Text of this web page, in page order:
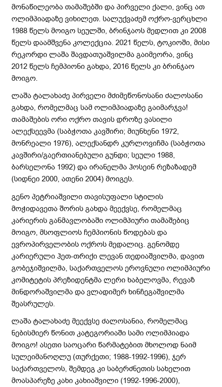
მონაწილეობა თამაშებში და პირველი ქალი, ვინც ათ
ოლიმპიადაზე ვიხილეთ. სალუქვაძემ ოქრო-ვერცხლი
1988 წელს მოიგო სეულში, ბრინჯაოს მედლით კი 2008
წელს დაამშვენა კოლექცია. 2021 წელს, ტოკიოში, მისი
რეკორდი ლაშა შავდათუაშვილმა გაიმეორა, ვინც
2012 წელს ჩემპიონი გახდა, 2016 წელს კი ბრინჯაო
მოიგო.
ლაშა ტალახაძე პირველი მძიმეწონოსანი ძალოსანი
გახდა, რომელმაც სამ ოლიმპიადაზე გაიმარჯვა!
თამაშების ორი ოქრო თავის დროზე ვასილი
ალექსეევმა (საბჭოთა კავშირი; მიუნხენი 1972,
მონრეალი 1976), ალექსანდრ კურლოვიჩმა (საბჭოთა
კავშირი/გაერთიანებული გუნდი; სეული 1988,
ბარსელონა 1992) და ირანელმა ჰოსეინ რეზაზადემ
(სიდნეი 2000, ათენი 2004) მოიგეს.
გენო პეტრიაშვილი თავისუფალი სტილის
მოჭიდავეთა შორის გახდა მეექვსე, რომელმაც
კარიერის განმავლობაში ოლიმპიური თამაშებიც
მოიგო, მსოფლიოს ჩემპიონის წოდებას და
ევროპირველობის ოქროს მედალიც. გენომდე
კარიერული ჰეთ-თრიქი ლევან თედიაშვილმა, დავით
გობეჯიშვილმა, საქართველოს ეროვნული ოლიმპიური
კომიტეტის პრეზიდენტმა ლერი ხაბელოვმა, რევაზ
მინდორაშვილმა და ვლადიმერ ხინჩეგაშვილმა
შეასრულეს.
ლაშა ტალახაძე მეექვსე ძალოსანია, რომელმაც
ნებისმიერ წონით კატეგორიაში სამი ოლიმპიადა
მოიგო! ასეთი საოცარი წარმატებით მხოლოდ ნაიმ
სულეიმანოღლუ (თურქეთი; 1988-1992-1996), ჯერ
საქართველოს, შემდეგ კი საბერძნეთის სახელით
მოასპარეზე კახი კახიაშვილი (1992-1996-2000),